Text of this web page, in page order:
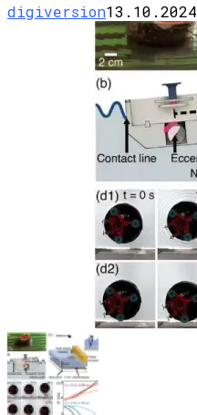
digiversion13.10.2024